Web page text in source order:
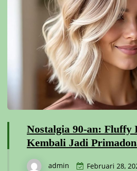
Nostalgia 90-an: Fluffy
Kembali Jadi
admin Februari 28,